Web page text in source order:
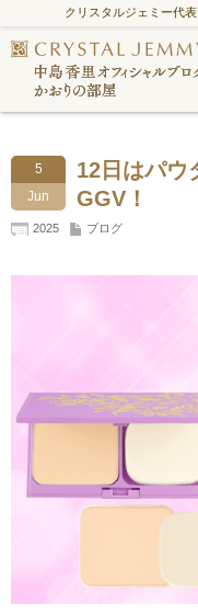
クリスタルジェミー代
5
Jun
12日はパウ
GGV！
2025 ブログ